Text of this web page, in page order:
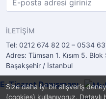
Size daha iyi bir alışveriş
(cookies) kullanıyoruz.
İLETİŞİM
Tel: 0212 674 82 02 – 0534
Adres: Tümsan 1. Kısım 5.
Başakşehir / İstanbul
E-Ticaret Danışmanı